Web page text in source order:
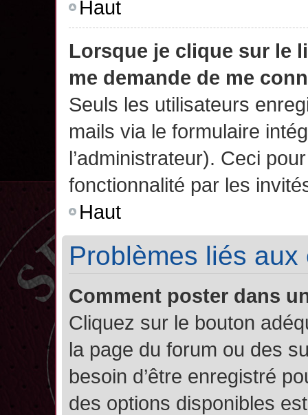
Haut
Lorsque je clique sur le
me demande de me
Seuls les utilisateurs
mails via le formulaire
l’administrateur). Ceci
fonctionnalité par les
Haut
Problèmes liés
Comment poster dans
Cliquez sur le bouton
la page du forum ou des
besoin d’être enregistré
des options disponibles